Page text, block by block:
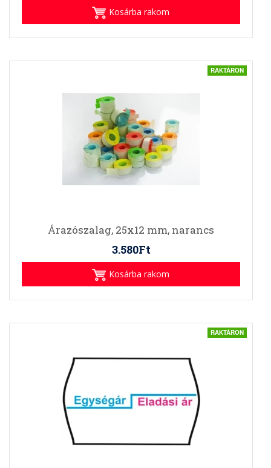
Kosárba rakom
RAKTÁRON
Árazószalag, 25x12 mm, narancs
3.580Ft
Kosárba rakom
RAKTÁRON